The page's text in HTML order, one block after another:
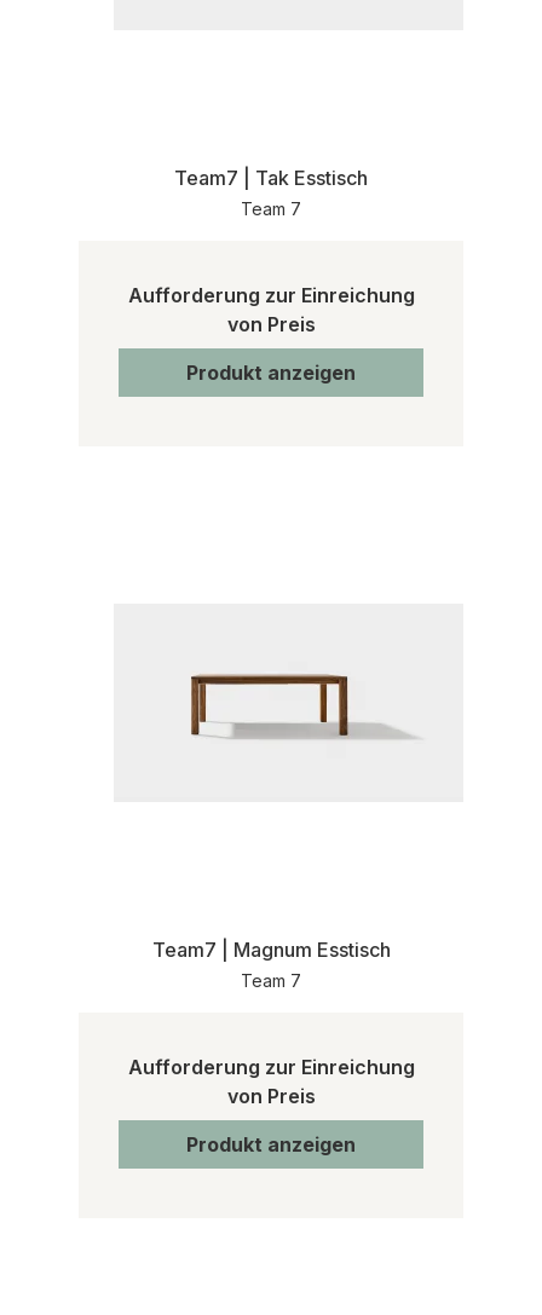
Team7 | Tak Esstisch
Team 7
Aufforderung zur Einreichung
von Preis
Produkt anzeigen
Team7 | Magnum Esstisch
Team 7
Aufforderung zur Einreichung
von Preis
Produkt anzeigen